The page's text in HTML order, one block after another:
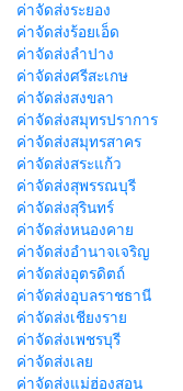
ค่าจัดส่งระยอง
ค่าจัดส่งร้อยเอ็ด
ค่าจัดส่งลำปาง
ค่าจัดส่งศรีสะเกษ
ค่าจัดส่งสงขลา
ค่าจัดส่งสมุทรปราการ
ค่าจัดส่งสมุทรสาคร
ค่าจัดส่งสระแก้ว
ค่าจัดส่งสุพรรณบุรี
ค่าจัดส่งสุรินทร์
ค่าจัดส่งหนองคาย
ค่าจัดส่งอำนาจเจริญ
ค่าจัดส่งอุตรดิตถ์
ค่าจัดส่งอุบลราชธานี
ค่าจัดส่งเชียงราย
ค่าจัดส่งเพชรบุรี
ค่าจัดส่งเลย
ค่าจัดส่งแม่ฮ่องสอน